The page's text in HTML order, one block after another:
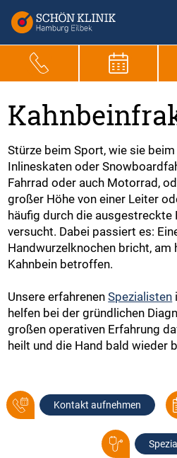
Stürze beim Sport, wie sie
Inlineskaten oder
Fahrrad oder auch Motorrad,
großer Höhe von einer Leiter
häufig durch die ausgestreckte
versucht. Dabei passiert es:
Handwurzelknochen bricht, am
Kahnbein betroffen.
Unsere erfahrenenSpezialisten
helfen bei der gründlichen
großen operativen Erfahrung
heilt und die Hand bald wieder
Kontakt aufnehmen